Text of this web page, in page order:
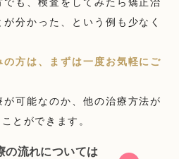
分かった、という例も少なく
方は、まずは一度お気軽にご
可能なのか、他の治療方法が
とができます。
の流れについては